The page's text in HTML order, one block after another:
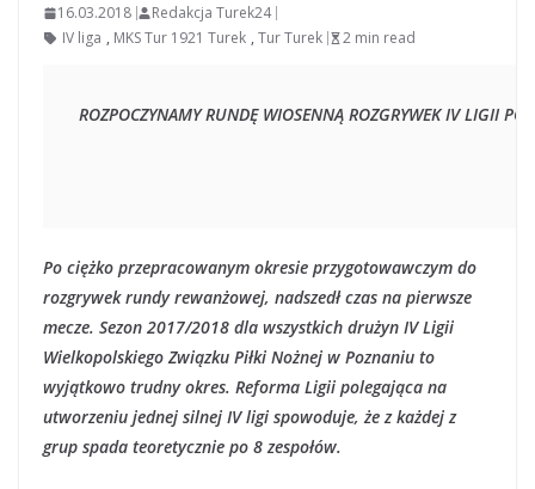
16.03.2018
Redakcja Turek24
IV liga , MKS Tur 1921 Turek , Tur Turek 2 min read
ROZPOCZYNAMY RUNDĘ WIOSENNĄ ROZGRYWEK IV LIGII
Po ciężko przepracowanym okresie przygotowawczym do
rozgrywek rundy rewanżowej, nadszedł czas na pierwsze
mecze. Sezon 2017/2018 dla wszystkich drużyn IV Ligii
Wielkopolskiego Związku Piłki Nożnej w Poznaniu to
wyjątkowo trudny okres. Reforma Ligii polegająca na
utworzeniu jednej silnej IV ligi spowoduje, że z każdej z
grup spada teoretycznie po 8 zespołów.